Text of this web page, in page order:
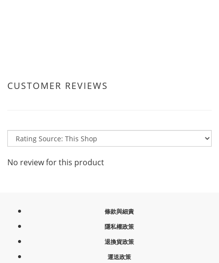
CUSTOMER REVIEWS
No review for this product
條款與細責
隱私權政策
退換貨政策
運送政策